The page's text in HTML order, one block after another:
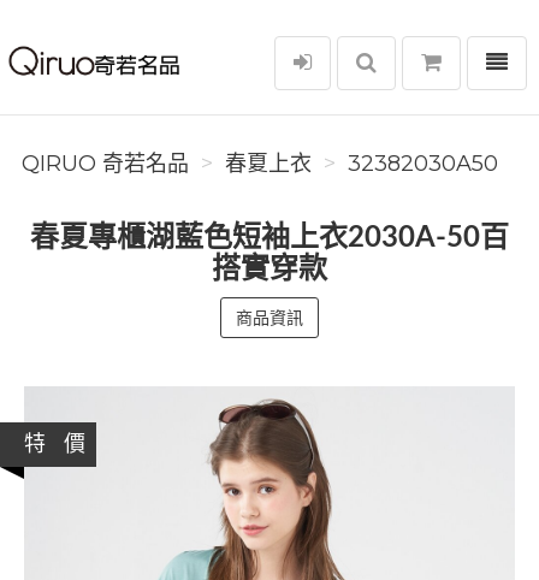
Qiruo 奇若名品
選單
QIRUO 奇若名品 春夏上衣 32382030A50
春夏專櫃湖藍色短袖上衣2030A-50百
搭實穿款
商品資訊
特 價